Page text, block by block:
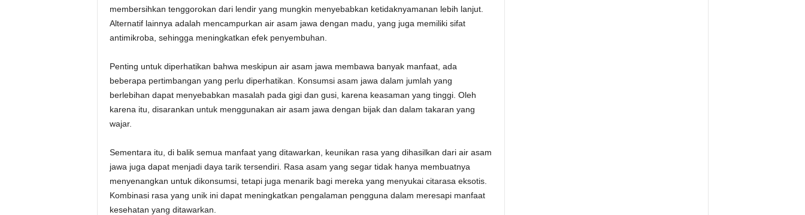
membersihkan tenggorokan dari lendir yang mungkin menyebabkan ketidaknyamanan lebih lanjut.
Alternatif lainnya adalah mencampurkan air asam jawa dengan madu, yang juga memiliki sifat
antimikroba, sehingga meningkatkan efek penyembuhan.
Penting untuk diperhatikan bahwa meskipun air asam jawa membawa banyak manfaat, ada
beberapa pertimbangan yang perlu diperhatikan. Konsumsi asam jawa dalam jumlah yang
berlebihan dapat menyebabkan masalah pada gigi dan gusi, karena keasaman yang tinggi. Oleh
karena itu, disarankan untuk menggunakan air asam jawa dengan bijak dan dalam takaran yang
wajar.
Sementara itu, di balik semua manfaat yang ditawarkan, keunikan rasa yang dihasilkan dari air asam
jawa juga dapat menjadi daya tarik tersendiri. Rasa asam yang segar tidak hanya membuatnya
menyenangkan untuk dikonsumsi, tetapi juga menarik bagi mereka yang menyukai citarasa eksotis.
Kombinasi rasa yang unik ini dapat meningkatkan pengalaman pengguna dalam meresapi manfaat
kesehatan yang ditawarkan.